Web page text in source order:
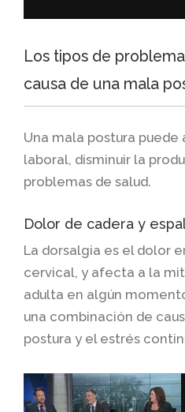
Los tipos de
causa de una mala
Una mala postura
laboral, disminuir la
problemas de salud.
Dolor de cadera y
La dorsalgia es el dolor
cervical, y afecta a la
adulta en algún
una combinación de
postura y el estrés